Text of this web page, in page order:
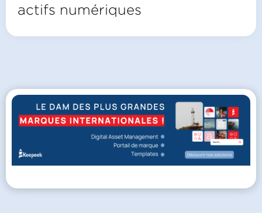
actifs numériques